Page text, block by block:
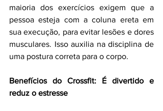
maioria dos exercícios exigem que a
pessoa esteja com a coluna ereta em
sua execução, para evitar lesões e dores
musculares. Isso auxilia na disciplina de
uma postura correta para o corpo.
Benefícios do Crossfit: É divertido e
reduz o estresse